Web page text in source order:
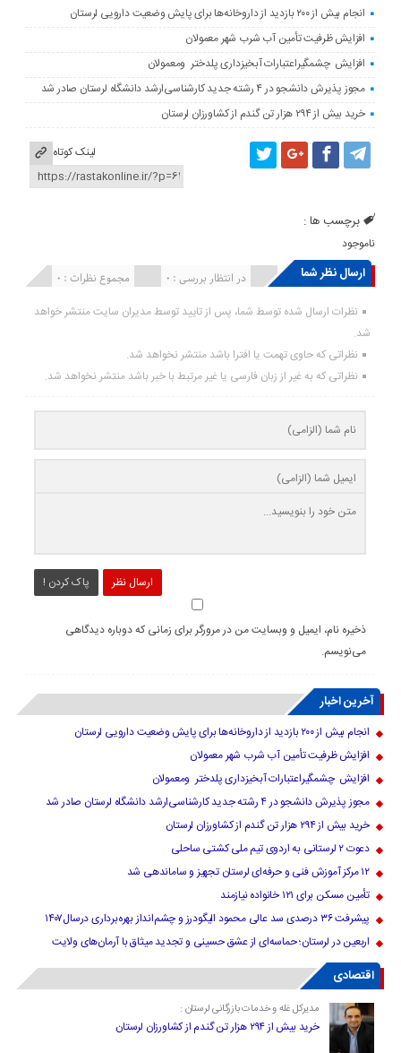
انجام بیش از ۲۰۰ بازدید از داروخانه‌ها برای پایش وضعیت دارویی لرستان
افزایش ظرفیت تأمین آب شرب شهر معمولان
افزایش چشمگیراعتبارات آبخیزداری پلدختر ومعمولان
مجوز پذیرش دانشجو در ۴ رشته جدید کارشناسی‌ارشد دانشگاه لرستان صادر شد
خرید بیش از ۲۹۴ هزار تن گندم از کشاورزان لرستان
لینک کوتاه
برچسب ها :
ناموجود
ارسال نظر شما مجموع نظرات : 0 در انتظار بررسی : 0 انتشار یافته : ۰
نظرات ارسال شده توسط شما، پس از تایید توسط مدیران سایت منتشر خواهد
شد.
نظراتی که حاوی تهمت یا افترا باشد منتشر نخواهد شد.
نظراتی که به غیر از زبان فارسی یا غیر مرتبط با خبر باشد منتشر نخواهد شد.
ارسال نظر پاک کردن !
ذخیره نام، ایمیل و وبسایت من در مرورگر برای زمانی که دوباره دیدگاهی
می‌نویسم.
آخرین اخبار
انجام بیش از ۲۰۰ بازدید از داروخانه‌ها برای پایش وضعیت دارویی لرستان
افزایش ظرفیت تأمین آب شرب شهر معمولان
افزایش چشمگیراعتبارات آبخیزداری پلدختر ومعمولان
مجوز پذیرش دانشجو در ۴ رشته جدید کارشناسی‌ارشد دانشگاه لرستان صادر شد
خرید بیش از ۲۹۴ هزار تن گندم از کشاورزان لرستان
دعوت ۲ لرستانی به اردوی تیم ملی کشتی ساحلی
۱۲ مرکز آموزش فنی و حرفه‌ای لرستان تجهیز و ساماندهی شد
تأمین مسکن برای ۱۲۱ خانواده نیازمند
پیشرفت ۳۶ درصدی سد عالی محمود الیگودرز و چشم‌انداز بهره‌برداری درسال۱۴۰۷
اربعین در لرستان؛ حماسه‌ای از عشق حسینی و تجدید میثاق با آرمان‌های ولایت
اقتصادی
مدیرکل غله و خدمات بازرگانی لرستان :
خرید بیش از ۲۹۴ هزار تن گندم از کشاورزان لرستان